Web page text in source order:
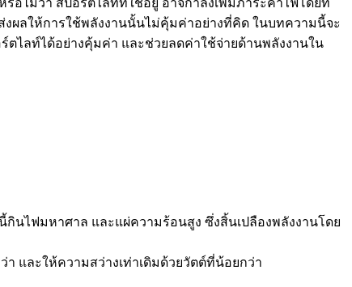
ไม่ว่า สปอร์ตไลท์ที่ใช้อยู่ อาจกำลังเพิ่มภาระค่าไฟโดยที่
ผลให้การใช้พลังงานนั้นไม่คุ้มค่าอย่างที่คิด ในบทความนี้จะ
ตไลท์ได้อย่างคุ้มค่า และช่วยลดค่าใช้จ่ายด้านพลังงานใน
นไฟมหาศาล และแผ่ความร้อนสูง ซึ่งสิ้นเปลืองพลังงานโดย
และให้ความสว่างเท่าเดิมด้วยวัตต์ที่น้อยกว่า